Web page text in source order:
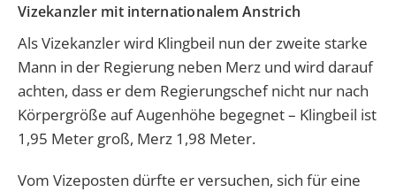
Vizekanzler mit internationalem Anstrich
Als Vizekanzler wird Klingbeil nun der zweite starke
Mann in der Regierung neben Merz und wird darauf
achten, dass er dem Regierungschef nicht nur nach
Körpergröße auf Augenhöhe begegnet – Klingbeil ist
1,95 Meter groß, Merz 1,98 Meter.
Vom Vizeposten dürfte er versuchen, sich für eine